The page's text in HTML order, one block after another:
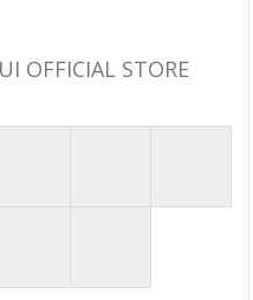
OFFICIAL STORE